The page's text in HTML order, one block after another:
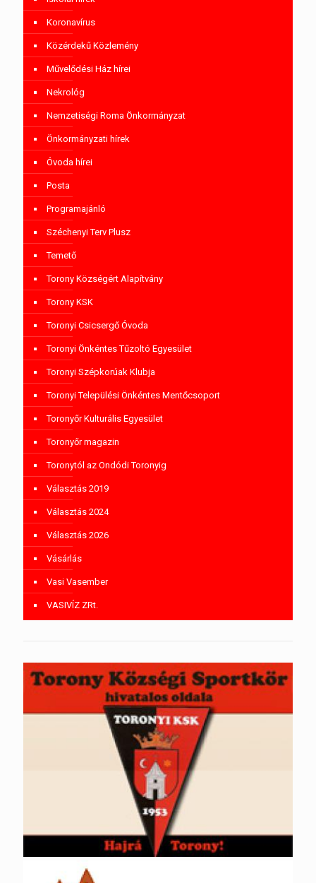
Koronavírus
Közérdekű Közlemény
Művelődési Ház hírei
Nekrológ
Nemzetiségi Roma Önkormányzat
Önkormányzati hírek
Óvoda hírei
Posta
Programajánló
Széchenyi Terv Plusz
Temető
Torony Községért Alapítvány
Torony KSK
Toronyi Csicsergő Óvoda
Toronyi Önkéntes Tűzoltó Egyesület
Toronyi Szépkorúak Klubja
Toronyi Települési Önkéntes Mentőcsoport
Toronyőr Kulturális Egyesület
Toronyőr magazin
Toronytól az Ondódi Toronyig
Választás 2019
Választás 2024
Választás 2026
Vásárlás
Vasi Vasember
VASIVÍZ ZRt.